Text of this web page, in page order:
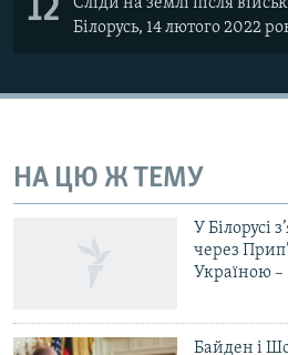
12
Сліди на землі після
Білорусь, 14 лютого 2022
НА ЦЮ Ж ТЕМУ
У Білорусі
через
Україною –
Байден і